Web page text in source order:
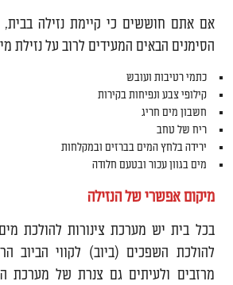
אם אתם חוששים כי קיימת נזילה
הסימנים הבאים המעידים לרוב על נזילת
כתמי רטיבות ועובש
קילופי צבע ונפיחות בקירות
חשבון מים חריג
ריח של טחב
ירידה בלחץ המים בברזים ובמקלחות
מים בגוון עכור ובטעם חלודה
מיקום אפשרי של הנזילה
בכל בית יש מערכת צינורות להולכת
להולכת השפכים (ביוב) לקווי הביוב
מרזבים ולעיתים גם צנרת של מערכת